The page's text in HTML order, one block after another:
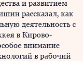
и развитием
рассказал, как
деятельность с
в Кирово-
внимание
в рабочий